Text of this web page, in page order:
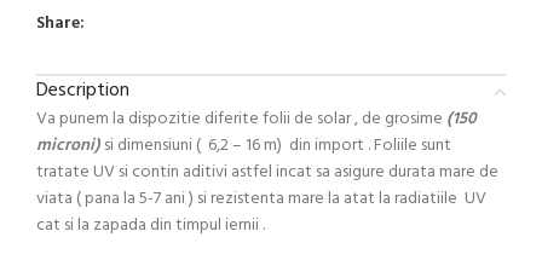
Share:
Description
Va punem la dispozitie diferite folii de solar , de grosime (150
microni)si dimensiuni ( 6,2 – 16 m) din import . Foliile sunt
tratate UV si contin aditivi astfel incat sa asigure durata mare de
viata ( pana la 5-7 ani ) si rezistenta mare la atat la radiatiile UV
cat si la zapada din timpul iernii .